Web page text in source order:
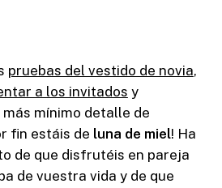
pruebas del vestido de novia,
a los invitados y
mínimo detalle de
fin estáis de luna de miel! Ha
de que disfrutéis en pareja
de vuestra vida y de que